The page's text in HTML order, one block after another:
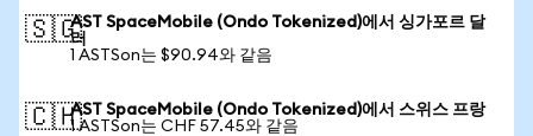
🇸🇬AST SpaceMobile (Ondo Tokenized)에서 싱가포르 달
러
1 ASTSon는 $90.94와 같음
🇨🇭AST SpaceMobile (Ondo Tokenized)에서 스위스 프랑
1 ASTSon는 CHF 57.45와 같음